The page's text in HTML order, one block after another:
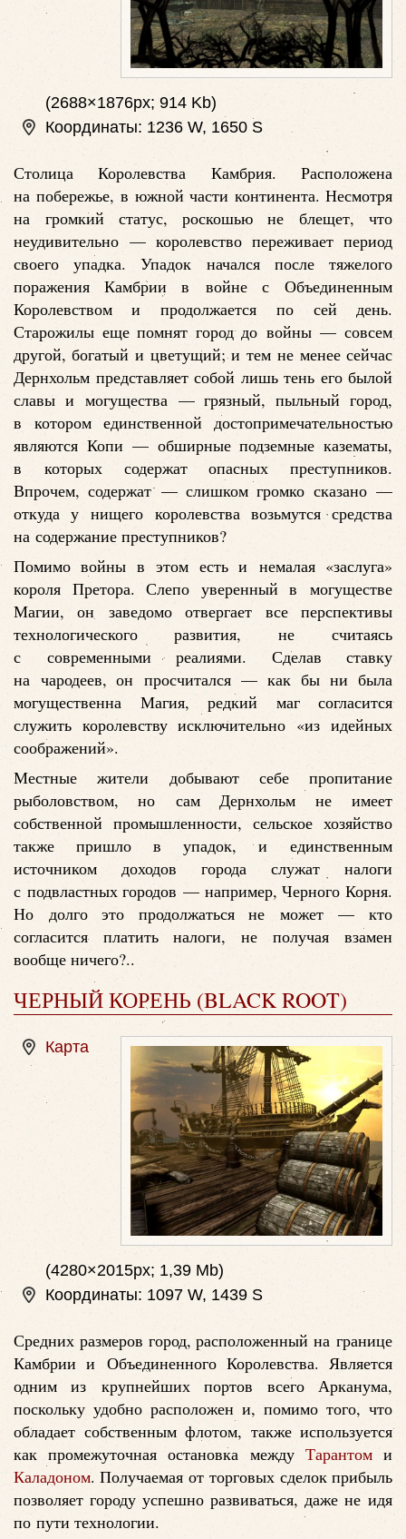
(2688×1876px; 914 Kb)
Координаты: 1236 W, 1650 S
Столица Королевства Камбрия. Расположена
на побережье, в южной части континента. Несмотря
на громкий статус, роскошью не блещет, что
неудивительно — королевство переживает период
своего упадка. Упадок начался после тяжелого
поражения Камбрии в войне с Объединенным
Королевством и продолжается по сей день.
Старожилы еще помнят город до войны — совсем
другой, богатый и цветущий; и тем не менее сейчас
Дернхольм представляет собой лишь тень его былой
славы и могущества — грязный, пыльный город,
в котором единственной достопримечательностью
являются Копи — обширные подземные казематы,
в которых содержат опасных преступников.
Впрочем, содержат — слишком громко сказано —
откуда у нищего королевства возьмутся средства
на содержание преступников?
Помимо войны в этом есть и немалая «заслуга»
короля Претора. Слепо уверенный в могуществе
Магии, он заведомо отвергает все перспективы
технологического развития, не считаясь
с современными реалиями. Сделав ставку
на чародеев, он просчитался — как бы ни была
могущественна Магия, редкий маг согласится
служить королевству исключительно «из идейных
соображений».
Местные жители добывают себе пропитание
рыболовством, но сам Дернхольм не имеет
собственной промышленности, сельское хозяйство
также пришло в упадок, и единственным
источником доходов города служат налоги
с подвластных городов — например, Черного Корня.
Но долго это продолжаться не может — кто
согласится платить налоги, не получая взамен
вообще ничего?..
ЧЕРНЫЙ КОРЕНЬ (BLACK ROOT)
Карта
(4280×2015px; 1,39 Mb)
Координаты: 1097 W, 1439 S
Средних размеров город, расположенный на границе
Камбрии и Объединенного Королевства. Является
одним из крупнейших портов всего Арканума,
поскольку удобно расположен и, помимо того, что
обладает собственным флотом, также используется
как промежуточная остановка между Тарантоми
Каладоном. Получаемая от торговых сделок прибыль
позволяет городу успешно развиваться, даже не идя
по пути технологии.